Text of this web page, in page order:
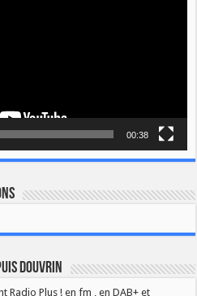
00:38
Douvrin
Radio Plus ! en fm , en DAB+ et